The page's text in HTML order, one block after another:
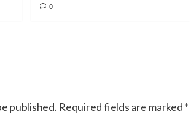
0
published. Required fields are marked *